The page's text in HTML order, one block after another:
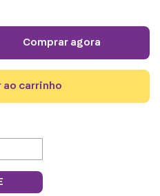
comprar agora
ao carrinho